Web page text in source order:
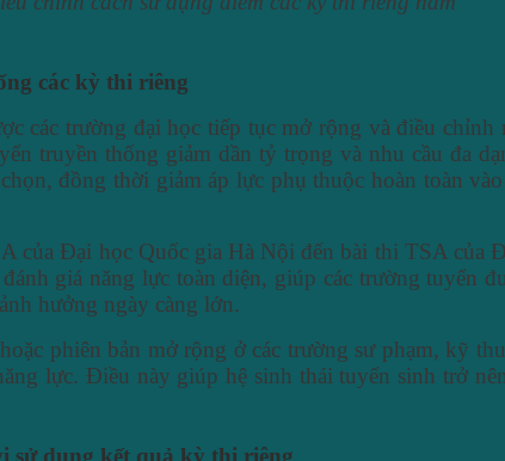
các kỳ thi riêng
các trường đại học tiếp tục mở rộng và điều
truyền thống giảm dần tỷ trọng và nhu cầu đa
đồng thời giảm áp lực phụ thuộc hoàn toàn vào
của Đại học Quốc gia Hà Nội đến bài thi TSA
giá năng lực toàn diện, giúp các trường tuyển
hưởng ngày càng lớn.
phiên bản mở rộng ở các trường sư phạm, kỹ
lực. Điều này giúp hệ sinh thái tuyển sinh trở
sử dụng kết quả kỳ thi riêng